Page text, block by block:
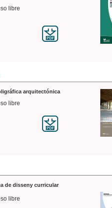
libre
arquitectónica
libre
de disseny curricular
libre